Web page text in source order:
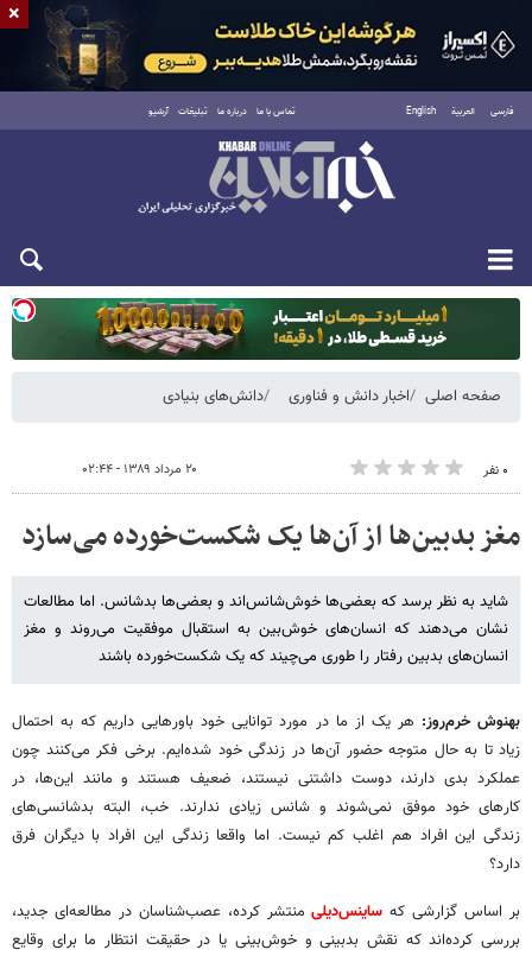
فارسی العربية English تماس با ما درباره ما تبلیغات آرشیو
یکشنبه ۱۸ مرداد ۱۴۰۵
صفحه اصلی اخبار دانش و فناوری دانش‌های بنیادی
۰ نفر ۲۰ مرداد ۱۳۸۹ - ۰۲:۴۴
مغز بدبین‌ها از آن‌ها یک شکست‌خورده می‌سازد
شاید به نظر برسد که بعضی‌ها خوش‌شانس‌اند و بعضی‌ها بدشانس. اما مطالعات
نشان می‌دهند که انسان‌های خوش‌بین به استقبال موفقیت می‌روند و مغز
انسان‌های بدبین رفتار را طوری می‌چیند که یک شکست‌خورده باشند
بهنوش خرم‌روز: هر یک از ما در مورد توانایی خود باورهایی داریم که به احتمال
زیاد تا به حال متوجه حضور آن‌ها در زندگی خود شده‌ایم. برخی فکر می‌کنند چون
عملکرد بدی دارند،‌ دوست داشتنی نیستند، ضعیف هستند و مانند این‌ها، در
کارهای خود موفق نمی‌شوند و شانس زیادی ندارند. خب، البته بدشانسی‌های
زندگی این افراد هم اغلب کم نیست. اما واقعا زندگی این افراد با دیگران فرق
دارد؟
بر اساس گزارشی که ساینس‌دیلیمنتشر کرده، عصب‌شناسان در مطالعه‌ای جدید،
بررسی کرده‌اند که نقش بدبینی و خوش‌بینی یا در حقیقت انتظار ما برای وقایع
×